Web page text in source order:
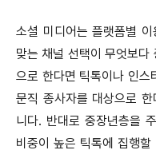
소셜 미디어는 플랫폼별
맞는 채널 선택이 무엇보
으로 한다면 틱톡이나 인
문직 종사자를 대상으로
니다. 반대로 중장년층을
비중이 높은 틱톡에 집행